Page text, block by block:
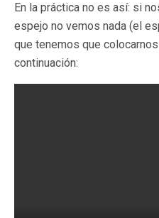
En la práctica no es así: si
espejo no vemos nada (el
que tenemos que
continuación: